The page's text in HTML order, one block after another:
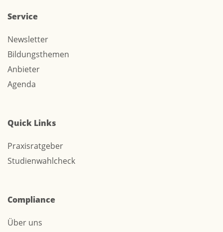
Service
Newsletter
Bildungsthemen
Anbieter
Agenda
Quick Links
Praxisratgeber
Studienwahlcheck
Compliance
Über uns